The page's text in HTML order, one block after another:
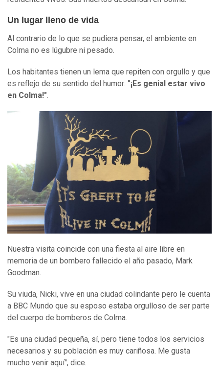
Un lugar lleno de vida
Al contrario de lo que se pudiera pensar, el ambiente en
Colma no es lúgubre ni pesado.
Los habitantes tienen un lema que repiten con orgullo y que
es reflejo de su sentido del humor: "¡Es genial estar vivo
en Colma!".
Nuestra visita coincide con una fiesta al aire libre en
memoria de un bombero fallecido el año pasado, Mark
Goodman.
Su viuda, Nicki, vive en una ciudad colindante pero le cuenta
a BBC Mundo que su esposo estaba orgulloso de ser parte
del cuerpo de bomberos de Colma.
"Es una ciudad pequeña, sí, pero tiene todos los servicios
necesarios y su población es muy cariñosa. Me gusta
mucho venir aquí", dice.